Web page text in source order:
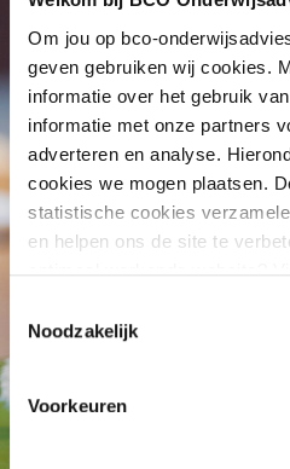
Om jou op bco-
geven gebruiken wij cookies.
informatie over het gebruik
informatie met onze partners
adverteren en analyse.
cookies we mogen plaatsen.
statistische cookies
en helpen ons de site te
Noodzakelijk
Voorkeuren
van de speel-
gezamenlijk
(hand-
grote groep;
het liefst
van de
het faciliteren,
van het vrije